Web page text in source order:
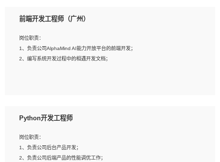
8、有良好的文档编写能力和沟通能力，有RHCE证书优先
岗位要求：
2、熟悉产品及需求规划工具，如:Axure、Xmind、MS Project等；
3、具备良好的交流协调能力，有较强的责任感、工作积极主动；
4、有较强的系统需求分析、文档编写能力、沟通能力；
前端开发工程师（广州）
岗位职责：
1、负责公司AlphaMind AI能力开放平台的前端开发；
2、编写系统开发过程中的相遇开发文档；
3、熟悉react/vue/angular任何一种前端框架，熟悉react优先；
5、善于沟通，具有团队意识；
Python开发工程师
岗位职责：
1、负责公司后台产品开发；
2、负责公司后端产品的性能调优工作；